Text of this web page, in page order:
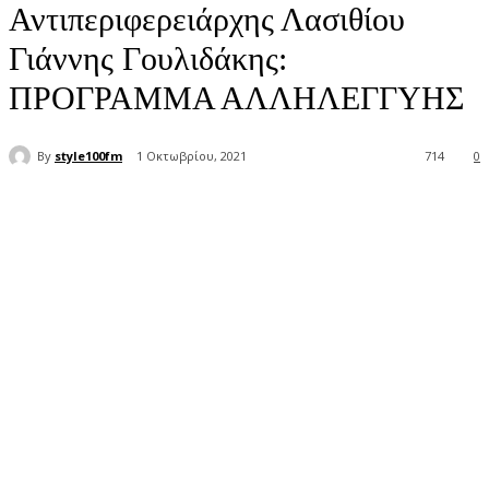
Αντιπεριφερειάρχης Λασιθίου
Γιάννης Γουλιδάκης:
ΠΡΟΓΡΑΜΜΑ ΑΛΛΗΛΕΓΓΥΗΣ
By style100fm 1 Οκτωβρίου, 2021 0
714